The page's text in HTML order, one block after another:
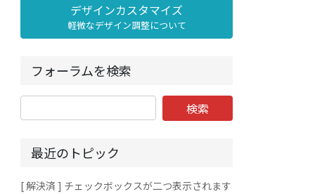
デザインカスタマイズ
軽微なデザイン調整について
フォーラムを検索
最近のトピック
[ 解決済 ] チェックボックスが二つ表示されます